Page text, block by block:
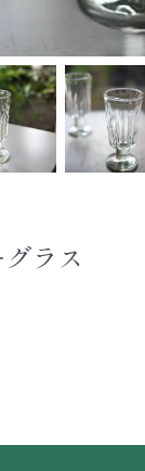
ラス